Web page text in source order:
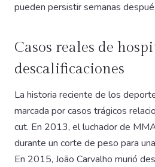
pueden persistir semanas
Casos reales de
descalificaciones
La historia reciente de los
marcada por casos trágicos
cut. En 2013, el luchador de
durante un corte de peso para
En 2015, João Carvalho murió